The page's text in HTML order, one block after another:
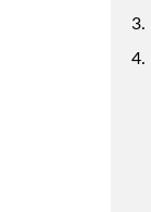
3.
4.